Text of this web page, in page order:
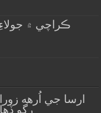
ارسا جي اُرهه
رڳو ڏهائي 4 ايم اي ايف پاڻي